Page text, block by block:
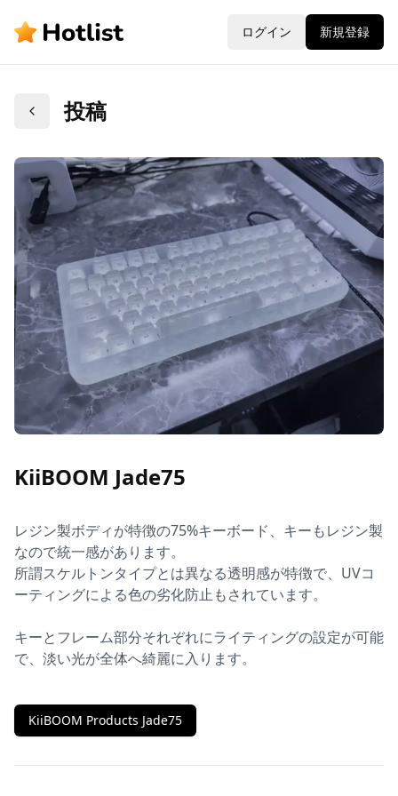
ログイン 新規登録
戻る 投稿
KiiBOOM Jade75
レジン製ボディが特徴の75%キーボード、キーもレジン製
なので統一感があります。
所謂スケルトンタイプとは異なる透明感が特徴で、UVコ
ーティングによる色の劣化防止もされています。
キーとフレーム部分それぞれにライティングの設定が可能
で、淡い光が全体へ綺麗に入ります。
KiiBOOM Products Jade75